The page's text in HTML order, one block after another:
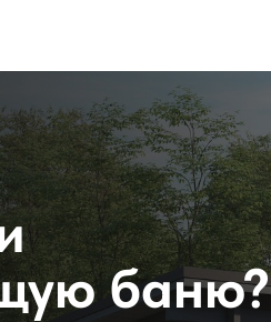
баню?